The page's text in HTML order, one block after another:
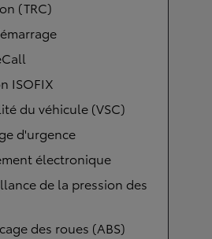
(TRC)
ISOFIX
du véhicule (VSC)
d'urgence
électronique
de la pression des
des roues (ABS)